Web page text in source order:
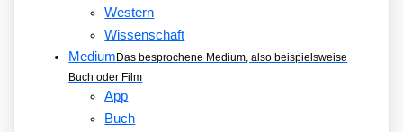
Western
Wissenschaft
Medium Das besprochene Medium, also beispielsweise
Buch oder Film
App
Buch